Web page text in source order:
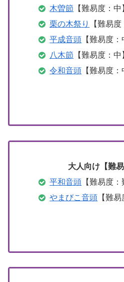
木曽節 【難易度：中
栗の木祭り
【難易度
平成音頭 【難易度：
八木節 【難易度：中
令和音頭 【難易度：
大人向け【難易
平和音頭 【難易度：
やまびこ音頭 【難易